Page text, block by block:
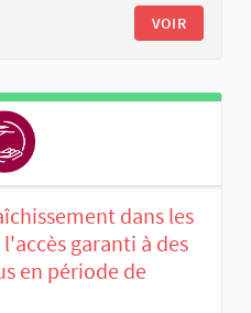
VOIR
dans les
garanti à des
en période de